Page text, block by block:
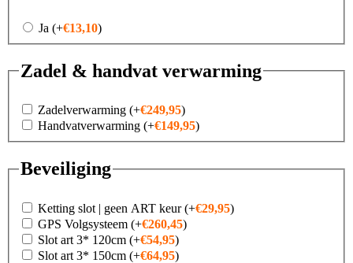
Ja (+€13,10)
Zadel & handvat verwarming
Zadelverwarming (+€249,95)
Handvatverwarming (+€149,95)
Beveiliging
Ketting slot | geen ART keur(+€29,95)
GPS Volgsysteem (+€260,45)
Slot art 3* 120cm (+€54,95)
Slot art 3* 150cm (+€64,95)